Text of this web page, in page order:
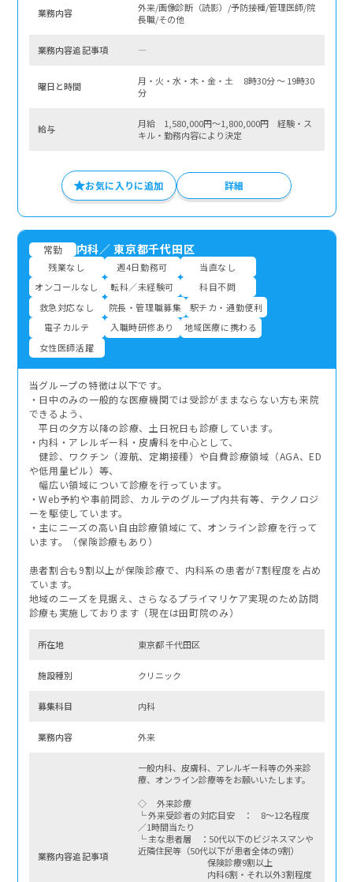
業務内容
外来/画像診断（読影）/予防接種/管理医師/院
長職/その他
業務内容追記事項 ―
曜⽇と時間
月・火・水・木・金・土 8時30分 〜 19時30
分
給与
月給 1,580,000円～1,800,000円 経験・ス
キル・勤務内容により決定
お気に入りに追加 詳細
常勤 内科／東京都千代田区
残業なし 週4日勤務可
当直なし
オンコールなし
転科／未経験可
科目不問
救急対応なし
院長・管理職募集
駅チカ・通勤便利
電子カルテ
入職時研修あり
地域医療に携わる
女性医師活躍
当グループの特徴は以下です。
・日中のみの一般的な医療機関では受診がままならない方も来院
できるよう、
平日の夕方以降の診療、土日祝日も診療しています。
・内科・アレルギー科・皮膚科を中心として、
健診、ワクチン（渡航、定期接種）や自費診療領域（AGA、ED
や低用量ピル）等、
幅広い領域について診療を行っています。
・Web予約や事前問診、カルテのグループ内共有等、テクノロジ
ーを駆使しています。
・主にニーズの高い自由診療領域にて、オンライン診療を行って
います。（保険診療もあり）
患者割合も9割以上が保険診療で、内科系の患者が7割程度を占め
ています。
地域のニーズを見据え、さらなるプライマリケア実現のため訪問
診療も実施しております（現在は田町院のみ）
所在地 東京都 千代田区
施設種別 クリニック
募集科⽬ 内科
業務内容 外来
業務内容追記事項
一般内科、皮膚科、アレルギー科等の外来診
療、オンライン診療等をお願いいたします。
◇ 外来診療
└ 外来受診者の対応目安 ： 8～12名程度
／1時間当たり
└ 主な患者層 ：50代以下のビジネスマンや
近隣住民等（50代以下が患者全体の9割）
保険診療9割以上
内科6割・それ以外3割程度